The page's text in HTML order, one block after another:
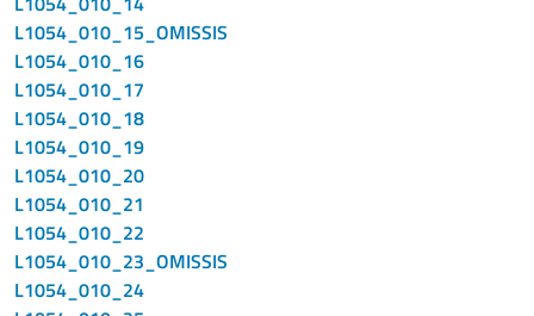
L1054_010_15_OMISSIS
L1054_010_16
L1054_010_17
L1054_010_18
L1054_010_19
L1054_010_20
L1054_010_21
L1054_010_22
L1054_010_23_OMISSIS
L1054_010_24